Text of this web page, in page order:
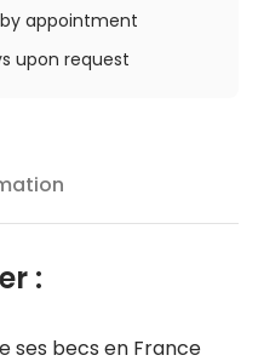
appointment
upon request
:
ses becs en France